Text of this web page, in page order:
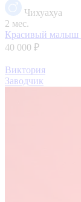
Чихуахуа
2 мес.
Красивый малыш
40 000 ₽
Виктория
Заводчик